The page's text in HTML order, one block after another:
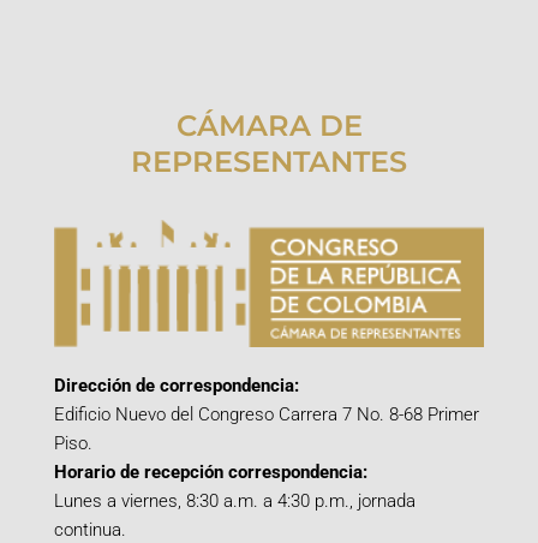
CÁMARA DE
REPRESENTANTES
Dirección de correspondencia:
Edificio Nuevo del Congreso Carrera 7 No. 8-68 Primer
Piso.
Horario de recepción correspondencia:
Lunes a viernes, 8:30 a.m. a 4:30 p.m., jornada
continua.